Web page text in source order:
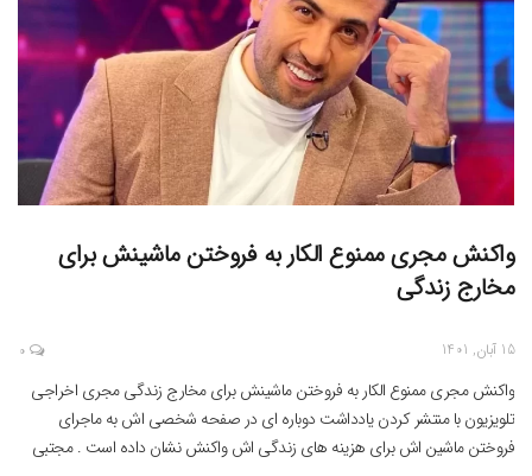
واکنش مجری ممنوع الکار به فروختن ماشینش برای
مخارج زندگی
15 آبان, 1401 0
واکنش مجری ممنوع الکار به فروختن ماشینش برای مخارج زندگی مجری اخراجی
تلویزیون با منتشر کردن یادداشت دوباره ای در صفحه شخصی اش به ماجرای
فروختن ماشین اش برای هزینه های زندگی اش واکنش نشان داده است . مجتبی